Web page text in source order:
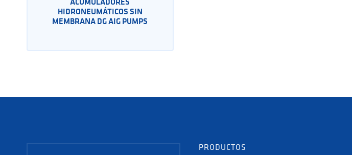
HIDRONEUMÁTICOS SIN
MEMBRANA DG AIG PUMPS
PRODUCTOS